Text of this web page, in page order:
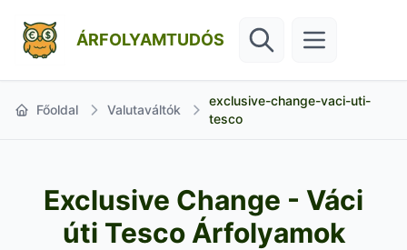
ÁRFOLYAMTUDÓS
Főoldal Valutaváltók
exclusive-change-vaci-uti-
tesco
Exclusive Change - Váci
úti Tesco Árfolyamok